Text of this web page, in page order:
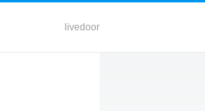
livedoor